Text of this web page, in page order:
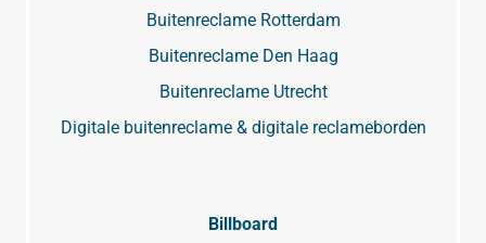
Buitenreclame Rotterdam
Buitenreclame Den Haag
Buitenreclame Utrecht
Digitale buitenreclame & digitale reclameborden
Billboard